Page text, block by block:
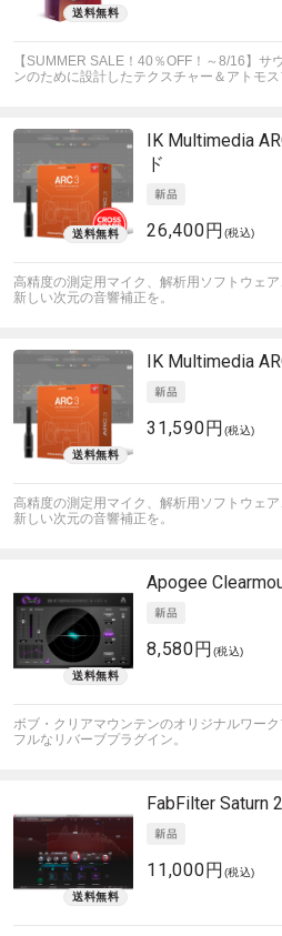
【SUMMER SALE！40％OFF！～8/16】サ
ンのために設計したテクスチャー＆アトモス
IK Multimedia
ド
26,400円 (税込)
高精度の測定用マイク、解析用ソフトウェ
新しい次元の音響補正を。
IK Multimedia
31,590円 (税込)
高精度の測定用マイク、解析用ソフトウェ
新しい次元の音響補正を。
Apogee
8,580円 (税込)
ボブ・クリアマウンテンのオリジナルワー
フルなリバーブプラグイン。
FabFilter Saturn
11,000円 (税込)